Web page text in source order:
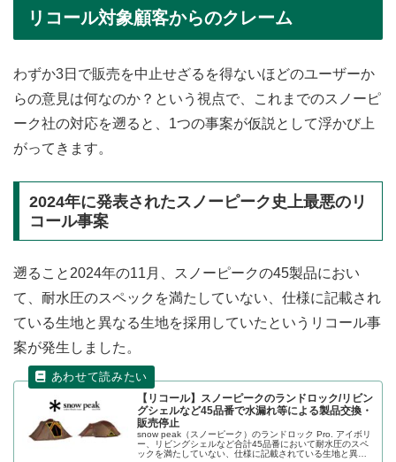
リコール対象顧客からのクレーム
わずか3日で販売を中止せざるを得ないほどのユーザーか
らの意見は何なのか？という視点で、これまでのスノーピ
ーク社の対応を遡ると、1つの事案が仮説として浮かび上
がってきます。
2024年に発表されたスノーピーク史上最悪のリ
コール事案
遡ること2024年の11月、スノーピークの45製品におい
て、耐水圧のスペックを満たしていない、仕様に記載され
ている生地と異なる生地を採用していたというリコール事
案が発生しました。
【リコール】スノーピークのランドロック/リビン
グシェルなど45品番で水漏れ等による製品交換・
販売停止
snow peak（スノーピーク）のランドロック Pro. アイボリ
ー、リビングシェルなど合計45品番において耐水圧のスペ
ックを満たしていない、仕様に記載されている生地と異な